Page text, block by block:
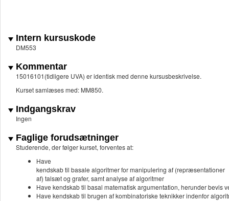
Intern kursuskode
DM553
Kommentar
15016101(tidligere UVA) er identisk med denne kursusbeskrivelse.
Kurset samlæses med: MM850.
Indgangskrav
Ingen
Faglige forudsætninger
Studerende, der følger kurset, forventes at:
Have
kendskab til basale algoritmer for manipulering af (repræsentationer
af) talsæt og grafer, samt analyse af algoritmer
Have kendskab til basal matematisk argumentation, herunder bevis
Have kendskab til brugen af kombinatoriske teknikker indenfor